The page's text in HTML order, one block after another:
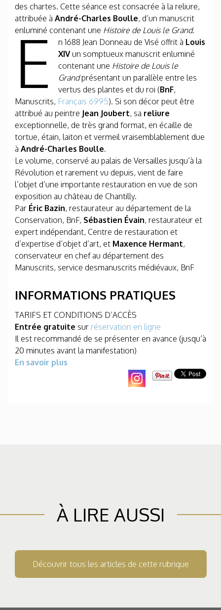
des chartes. Cette séance est consacrée à la reliure,
attribuée à André-Charles Boulle, d’un manuscrit
enluminé contenant une Histoire de Louis le Grand.
E n 1688 Jean Donneau de Visé offrit à Louis
XIVun somptueux manuscrit enluminé
contenant une Histoire de Louis le
Grandprésentant un parallèle entre les
vertus des plantes et du roi (BnF,
Manuscrits, Français 6995). Si son décor peut être
attribué au peintre Jean Joubert, sa reliure
exceptionnelle, de très grand format, en écaille de
tortue, étain, laiton et vermeil vraisemblablement due
à André-Charles Boulle.
Le volume, conservé au palais de Versailles jusqu’à la
Révolution et rarement vu depuis, vient de faire
l’objet d’une importante restauration en vue de son
exposition au château de Chantilly.
Par Éric Bazin, restaurateur au département de la
Conservation, BnF, Sébastien Évain, restaurateur et
expert indépendant, Centre de restauration et
d’expertise d’objet d’art, et Maxence Hermant,
conservateur en chef au département des
Manuscrits, service desmanuscrits médiévaux, BnF
INFORMATIONS PRATIQUES
TARIFS ET CONDITIONS D’ACCÈS
Entrée gratuite sur réservation en ligne
Il est recommandé de se présenter en avance (jusqu’à
20 minutes avant la manifestation)
En savoir plus
À LIRE AUSSI
Découvrir tous les articles de cette rubrique